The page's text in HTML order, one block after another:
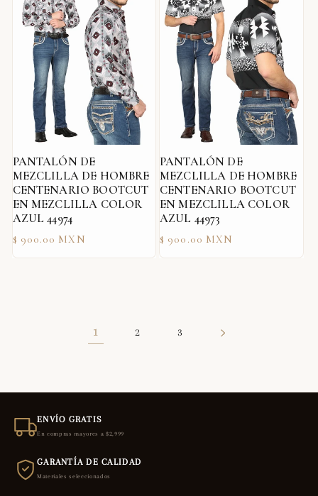
PANTALÓN DE
MEZCLILLA DE HOMBRE
CENTENARIO BOOTCUT
EN MEZCLILLA COLOR
AZUL 44974
Precio
habitual
$ 900.00 MXN
PANTALÓN DE
MEZCLILLA DE HOMBRE
CENTENARIO BOOTCUT
EN MEZCLILLA COLOR
AZUL 44973
Precio
habitual
$ 900.00 MXN
1 2 3
ENVÍO GRATIS
En compras mayores a $2,999
GARANTÍA DE CALIDAD
Materiales seleccionados